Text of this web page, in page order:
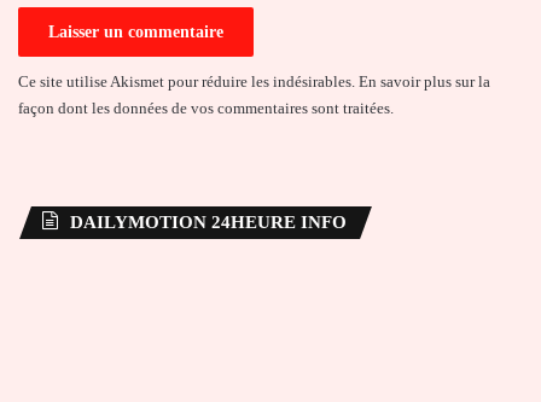
Ce site utilise Akismet pour réduire les indésirables. En savoir plus sur la
façon dont les données de vos commentaires sont traitées.
DAILYMOTION 24HEURE INFO